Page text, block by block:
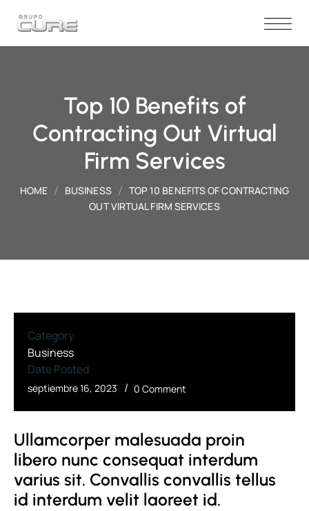
Top 10 Benefits of
Contracting Out Virtual
Firm Services
HOME BUSINESS
TOP 10 BENEFITS OF CONTRACTING
OUT VIRTUAL FIRM SERVICES
Category
Business
Date Posted
septiembre 16, 2023 / 0 Comment
Ullamcorper malesuada proin
libero nunc consequat interdum
varius sit. Convallis convallis tellus
id interdum velit laoreet id.